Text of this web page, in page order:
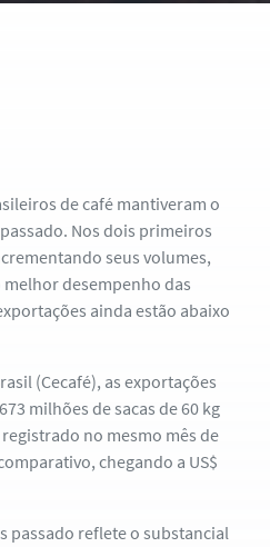
de café mantiveram o
Nos dois primeiros
seus volumes,
melhor desempenho das
ainda estão abaixo
(Cecafé), as exportações
milhões de sacas de 60 kg
no mesmo mês de
chegando a US$
passado reflete o substancial